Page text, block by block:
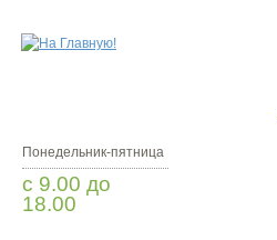
Понедельник-пятница
с 9.00 до
18.00